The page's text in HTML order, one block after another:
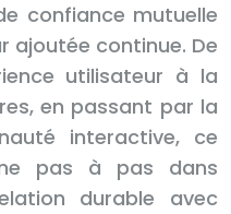
confiance mutuelle
ajoutée continue. De
utilisateur à la
en passant par la
interactive, ce
pas à pas dans
durable avec